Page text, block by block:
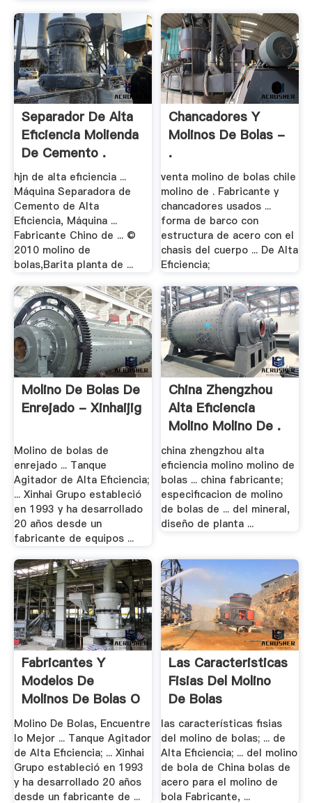
Separador De Alta
Eficiencia Molienda
De Cemento .
hjn de alta eficiencia ...
Máquina Separadora de
Cemento de Alta
Eficiencia, Máquina ...
Fabricante Chino de ... ©
2010 molino de
bolas,Barita planta de ...
Chancadores Y
Molinos De Bolas -
.
venta molino de bolas chile
molino de . Fabricante y
chancadores usados ...
forma de barco con
estructura de acero con el
chasis del cuerpo ... De Alta
Eficiencia;
Molino De Bolas De
Enrejado - Xinhaijig
Molino de bolas de
enrejado ... Tanque
Agitador de Alta Eficiencia;
... Xinhai Grupo estableció
en 1993 y ha desarrollado
20 años desde un
fabricante de equipos ...
China Zhengzhou
Alta Eficiencia
Molino Molino De .
china zhengzhou alta
eficiencia molino molino de
bolas ... china fabricante;
especificacion de molino
de bolas de ... del mineral,
diseño de planta ...
Fabricantes Y
Modelos De
Molinos De Bolas O
Barras
Molino De Bolas, Encuentre
lo Mejor ... Tanque Agitador
de Alta Eficiencia; ... Xinhai
Grupo estableció en 1993
y ha desarrollado 20 años
desde un fabricante de ...
Las Caracteristicas
Fisias Del Molino
De Bolas
las características fisias
del molino de bolas; ... de
Alta Eficiencia; ... del molino
de bola de China bolas de
acero para el molino de
bola Fabricante, ...